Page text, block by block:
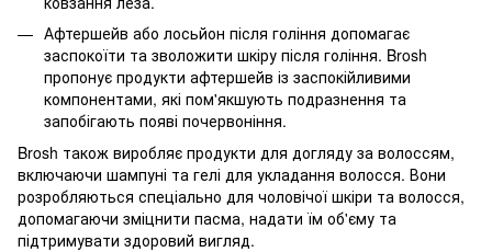
Афтершейв або лосьйон після гоління допомагає
заспокоїти та зволожити шкіру після гоління. Brosh
пропонує продукти афтершейв із заспокійливими
компонентами, які пом'якшують подразнення та
запобігають появі почервоніння.
Brosh також виробляє продукти для догляду за волоссям,
включаючи шампуні та гелі для укладання волосся. Вони
розробляються спеціально для чоловічої шкіри та волосся,
допомагаючи зміцнити пасма, надати їм об'єму та
підтримувати здоровий вигляд.